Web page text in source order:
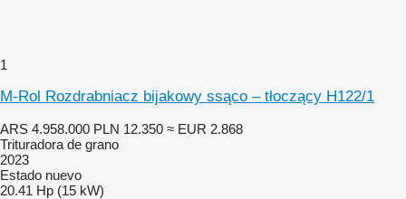
1
M-Rol Rozdrabniacz bijakowy ssąco – tłoczący H122/1
ARS 4.958.000 PLN 12.350 ≈ EUR 2.868
Trituradora de grano
2023
Estado nuevo
20.41 Hp (15 kW)